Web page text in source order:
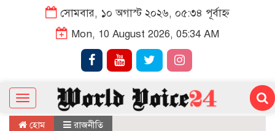
সোমবার, ১০ অগাস্ট ২০২৬, ০৫:৩৪ পূর্বাহ্ন
Mon, 10 August 2026, 05:34 AM
Toggle
navigation
হোম রাজনীতি